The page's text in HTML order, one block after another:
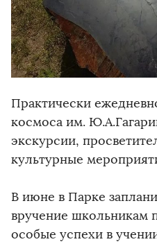
Практически
космоса им.
экскурсии,
культурные
В июне в Парке
вручение школьникам
особые успехи в